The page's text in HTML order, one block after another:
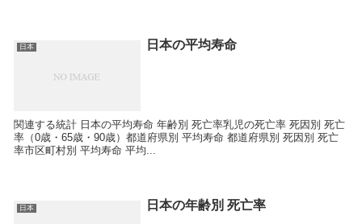
日本 日本の平均寿命
関連する統計 日本の平均寿命 年齢別 死亡率乳児の死亡率 死因別 死亡
率（0歳・65歳・90歳）都道府県別 平均寿命 都道府県別 死因別 死亡
率市区町村別 平均寿命 平均...
日本 日本の年齢別 死亡率